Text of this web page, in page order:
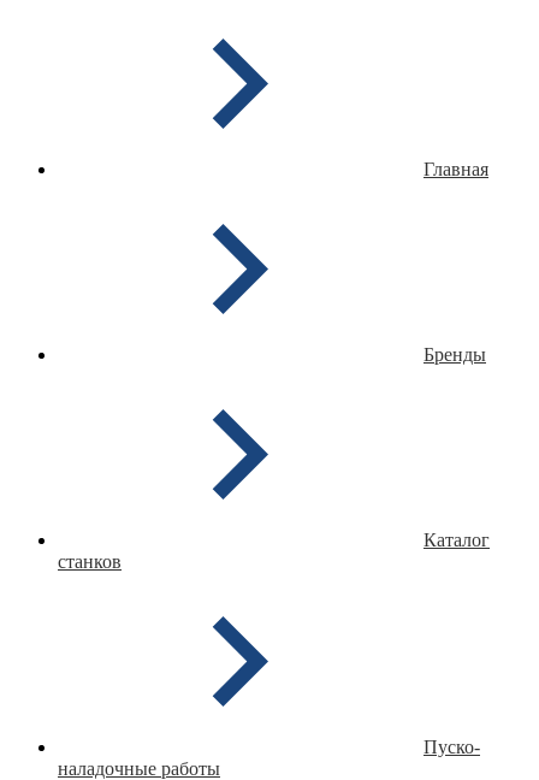
Главная
Бренды
Каталог
станков
Пуско-
наладочные работы